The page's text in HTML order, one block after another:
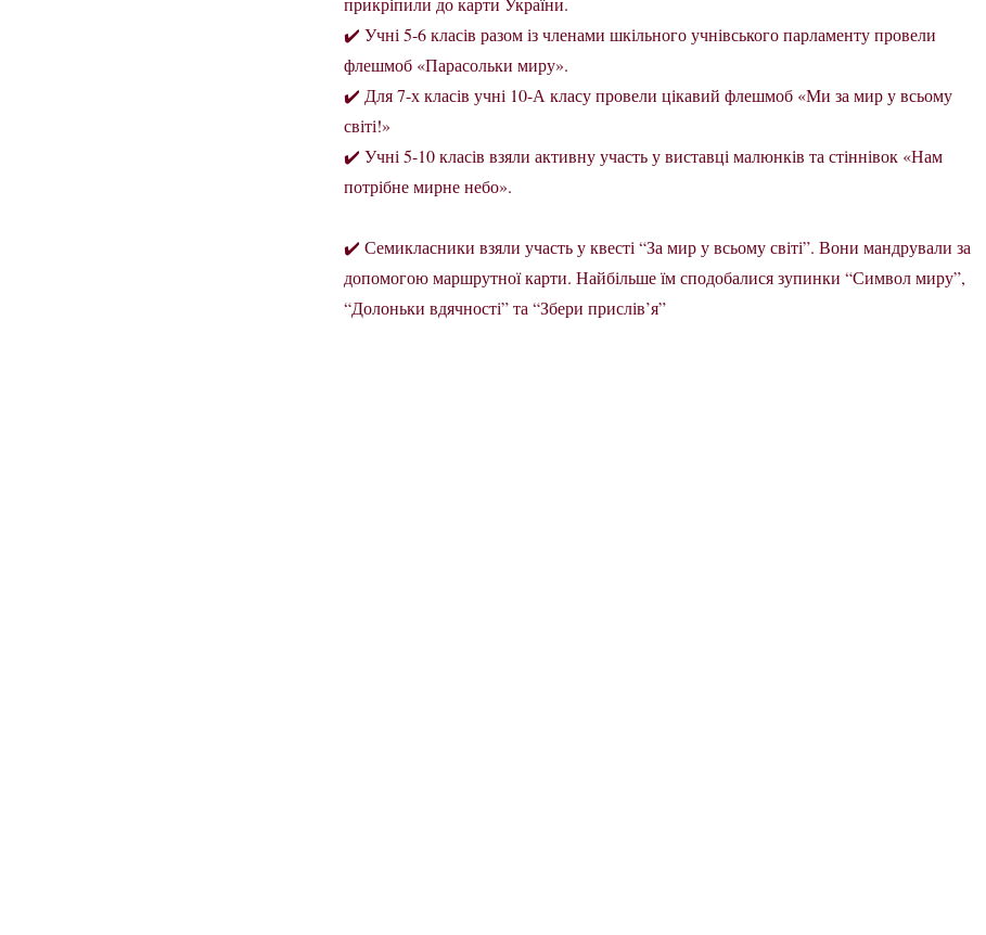
✔️ Учні 5-6 класів разом із членами шкільного учнівського парламенту провели
флешмоб «Парасольки миру».
✔️ Для 7-х класів учні 10-А класу провели цікавий флешмоб «Ми за мир у всьому
світі!»
✔️ Учні 5-10 класів взяли активну участь у виставці малюнків та стіннівок «Нам
потрібне мирне небо».
✔️ Семикласники взяли участь у квесті “За мир у всьому світі”. Вони мандрували за
допомогою маршрутної карти. Найбільше їм сподобалися зупинки “Символ миру”,
“Долоньки вдячності” та “Збери прислів’я”